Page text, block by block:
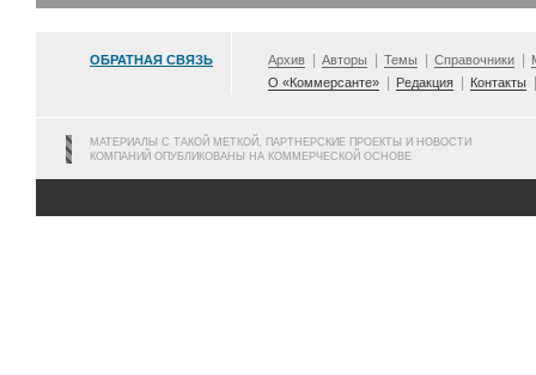
ОБРАТНАЯ СВЯЗЬ Архив Авторы Темы Справочники
О «Коммерсанте»
Редакция Контакты
МАТЕРИАЛЫ С ТАКОЙ МЕТКОЙ, ПАРТНЕРСКИЕ ПРОЕКТЫ И НОВОСТИ
КОМПАНИЙ ОПУБЛИКОВАНЫ НА КОММЕРЧЕСКОЙ ОСНОВЕ